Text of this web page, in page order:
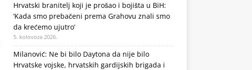
Hrvatski branitelj koji je prošao i bojišta u BiH:
‘Kada smo prebačeni prema Grahovu znali smo
da krećemo ujutro’
5. kolovoza 2026.
Milanović: Ne bi bilo Daytona da nije bilo
Hrvatske vojske, hrvatskih gardijskih brigada i